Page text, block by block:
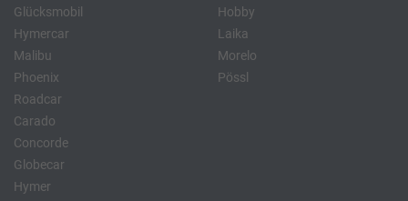
Glücksmobil
Hymercar
Malibu
Phoenix
Roadcar
Hobby
Laika
Morelo
Pössl
Carado
Concorde
Globecar
Hymer